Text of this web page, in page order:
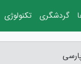
گردشگری تکنولوژی